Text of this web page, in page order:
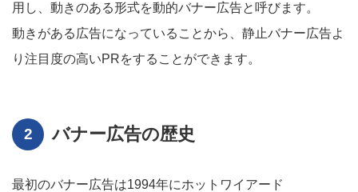
用し、動きのある形式を動的バナー広告と呼びます。
動きがある広告になっていることから、静止バナー広告よ
り注目度の高いPRをすることができます。
バナー広告の歴史
最初のバナー広告は1994年にホットワイアード